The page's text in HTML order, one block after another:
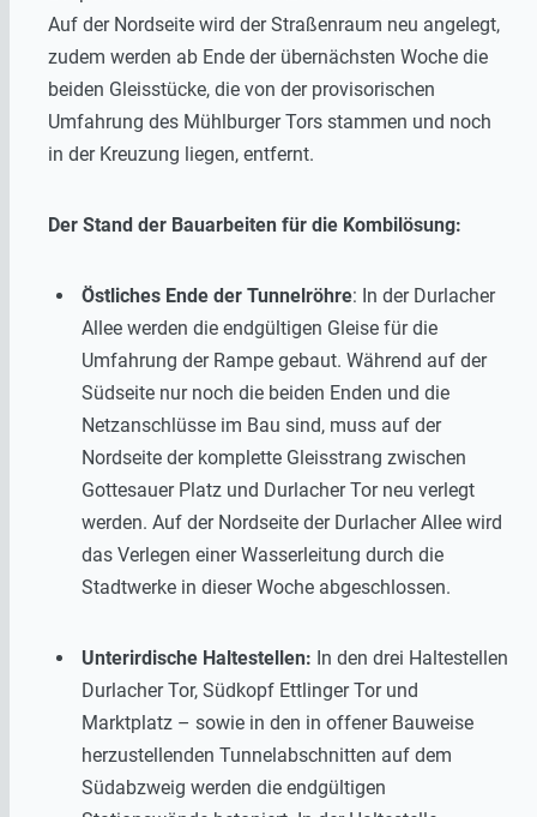
Auf der Nordseite wird der Straßenraum neu angelegt,
zudem werden ab Ende der übernächsten Woche die
beiden Gleisstücke, die von der provisorischen
Umfahrung des Mühlburger Tors stammen und noch
in der Kreuzung liegen, entfernt.
Der Stand der Bauarbeiten für die Kombilösung:
Östliches Ende der Tunnelröhre: In der Durlacher
Allee werden die endgültigen Gleise für die
Umfahrung der Rampe gebaut. Während auf der
Südseite nur noch die beiden Enden und die
Netzanschlüsse im Bau sind, muss auf der
Nordseite der komplette Gleisstrang zwischen
Gottesauer Platz und Durlacher Tor neu verlegt
werden. Auf der Nordseite der Durlacher Allee wird
das Verlegen einer Wasserleitung durch die
Stadtwerke in dieser Woche abgeschlossen.
Unterirdische Haltestellen: In den drei Haltestellen
Durlacher Tor, Südkopf Ettlinger Tor und
Marktplatz – sowie in den in offener Bauweise
herzustellenden Tunnelabschnitten auf dem
Südabzweig werden die endgültigen